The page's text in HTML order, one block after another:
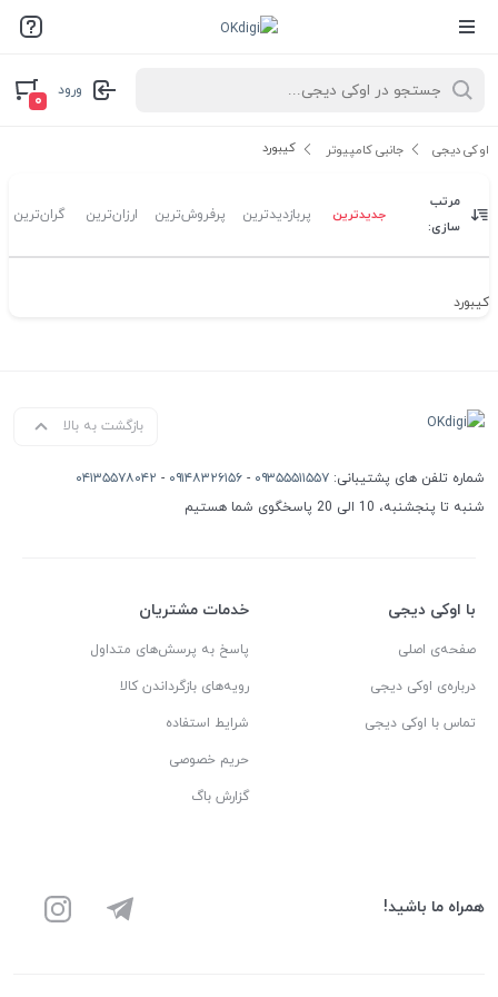
ورود
۰
اوکی دیجی جانبی کامپیوتر کیبورد
مرتب
سازی:
جدیدترین پربازدیدترین پرفروش‌ترین ارزان‌ترین گران‌ترین
کیبورد
بازگشت به بالا
شماره تلفن های پشتیبانی: ۰۹۳۵۵۵۱۱۵۵۷ - ۰۹۱۴۸۳۲۶۱۵۶ - ۰۴۱۳۵۵۷۸۰۴۲
شنبه تا پنجشنبه، 10 الی 20 پاسخگوی شما هستیم
با اوکی دیجی
صفحه‌ی اصلی
درباره‌ی اوکی دیجی
تماس با اوکی دیجی
خدمات مشتریان
پاسخ به پرسش‌های متداول
رویه‌های بازگرداندن کالا
شرایط استفاده
حریم خصوصی
گزارش باگ
همراه ما باشید!